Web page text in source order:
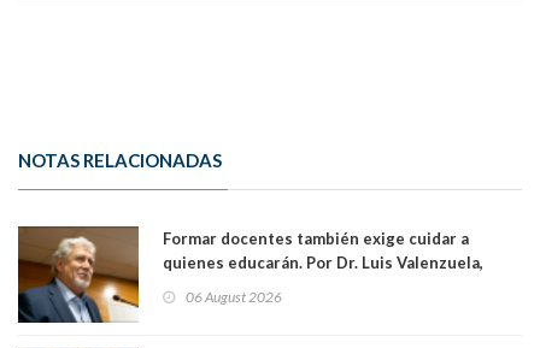
NOTAS RELACIONADAS
Formar docentes también exige cuidar a
quienes educarán. Por Dr. Luis Valenzuela,
Académicos U. Católica Silva Henríquez
06 August 2026